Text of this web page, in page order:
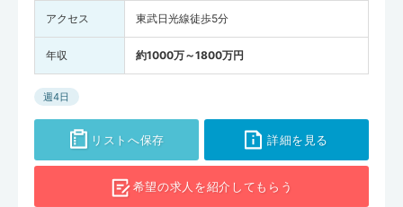
アクセス 東武日光線徒歩5分
年収 約1000万～1800万円
週4日
リストへ保存 詳細を見る
希望の求人を紹介してもらう